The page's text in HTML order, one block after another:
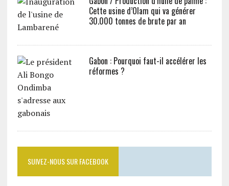
Cette usine d’Olam qui va générer
30.000 tonnes de brute par an
Gabon : Pourquoi faut-il accélérer les
réformes ?
SUIVEZ-NOUS SUR FACEBOOK